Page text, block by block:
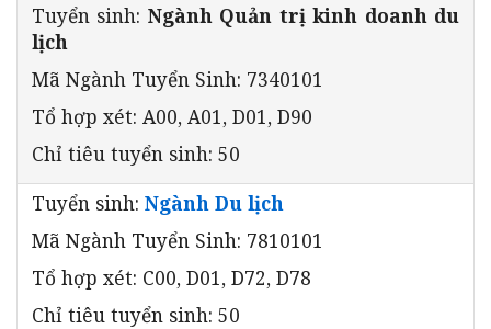
Tuyển sinh: Ngành Quản trị kinh doanh du
lịch
Mã Ngành Tuyển Sinh: 7340101
Tổ hợp xét: A00, A01, D01, D90
Chỉ tiêu tuyển sinh: 50
Tuyển sinh: Ngành Du lịch
Mã Ngành Tuyển Sinh: 7810101
Tổ hợp xét: C00, D01, D72, D78
Chỉ tiêu tuyển sinh: 50